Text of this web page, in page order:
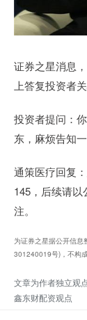
证券之星消息
上答复投资者
投资者提问：
东，麻烦告知
通策医疗回复
145，后续请
注。
为证券之星据公开信
301240019号)，不构成
文章为作者独立观
鑫东财配资观点